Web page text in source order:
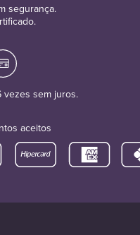
segurança.
vezes sem juros.
aceitos